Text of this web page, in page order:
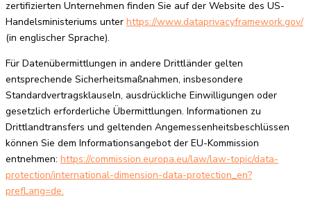
zertifizierten Unternehmen finden Sie auf der Website des US-
Handelsministeriums unter https://www.dataprivacyframework.gov/
(in englischer Sprache).
Für Datenübermittlungen in andere Drittländer gelten
entsprechende Sicherheitsmaßnahmen, insbesondere
Standardvertragsklauseln, ausdrückliche Einwilligungen oder
gesetzlich erforderliche Übermittlungen. Informationen zu
Drittlandtransfers und geltenden Angemessenheitsbeschlüssen
können Sie dem Informationsangebot der EU-Kommission
entnehmen: https://commission.europa.eu/law/law-topic/data-
protection/international-dimension-data-protection_en?
prefLang=de.